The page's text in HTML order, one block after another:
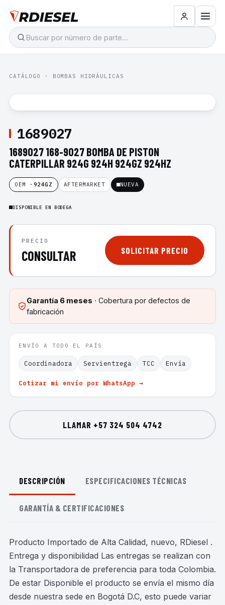
CATÁLOGO · BOMBAS HIDRÁULICAS
1689027
1689027 168-9027 BOMBA DE PISTON
CATERPILLAR 924G 924H 924GZ 924HZ
OEM · 924GZ AFTERMARKET NUEVA
DISPONIBLE EN BODEGA
PRECIO
CONSULTAR SOLICITAR PRECIO
Garantía 6 meses · Cobertura por defectos de
fabricación
ENVÍO A TODO EL PAÍS
Coordinadora Servientrega TCC Envía
Cotizar mi envío por WhatsApp →
LLAMAR +57 324 504 4742
DESCRIPCIÓN ESPECIFICACIONES TÉCNICAS
GARANTÍA & CERTIFICACIONES
Producto Importado de Alta Calidad, nuevo, RDiesel .
Entrega y disponibilidad Las entregas se realizan con
la Transportadora de preferencia para toda Colombia.
De estar Disponible el producto se envía el mismo día
desde nuestra sede en Bogotá D.C, esto puede variar